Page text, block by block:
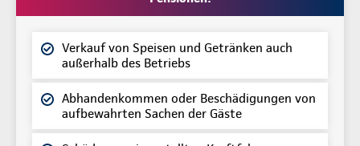
Verkauf von Speisen und Getränken auch
außerhalb des Betriebs
Abhandenkommen oder Beschädigungen von
aufbewahrten Sachen der Gäste